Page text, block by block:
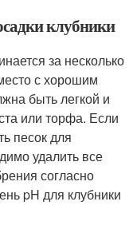
клубники
за несколько
с хорошим
быть легкой и
или торфа. Если
песок для
удалить все
согласно
pH для клубники